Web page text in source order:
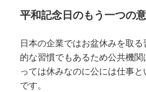
平和記念日のもう一つの
日本の企業ではお盆休みを取
的な習慣でもあるため公共機
っては休みなのに公には仕事
です。